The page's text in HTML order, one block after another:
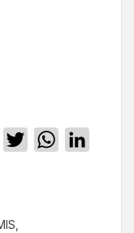
Facebook
TwitterWhatsApp
,